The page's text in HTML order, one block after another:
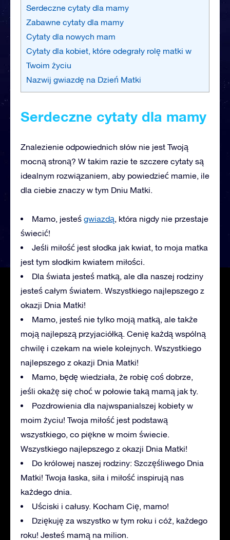
Serdeczne cytaty dla mamy
Zabawne cytaty dla mamy
Cytaty dla nowych mam
Cytaty dla kobiet, które odegrały rolę matki w
Twoim życiu
Nazwij gwiazdę na Dzień Matki
Serdeczne cytaty dla mamy
Znalezienie odpowiednich słów nie jest Twoją
mocną stroną? W takim razie te szczere cytaty są
idealnym rozwiązaniem, aby powiedzieć mamie, ile
dla ciebie znaczy w tym Dniu Matki.
Mamo, jesteś gwiazdą, która nigdy nie przestaje
świecić!
Jeśli miłość jest słodka jak kwiat, to moja matka
jest tym słodkim kwiatem miłości.
Dla świata jesteś matką, ale dla naszej rodziny
jesteś całym światem. Wszystkiego najlepszego z
okazji Dnia Matki!
Mamo, jesteś nie tylko moją matką, ale także
moją najlepszą przyjaciółką. Cenię każdą wspólną
chwilę i czekam na wiele kolejnych. Wszystkiego
najlepszego z okazji Dnia Matki!
Mamo, będę wiedziała, że robię coś dobrze,
jeśli okażę się choć w połowie taką mamą jak ty.
Pozdrowienia dla najwspanialszej kobiety w
moim życiu! Twoja miłość jest podstawą
wszystkiego, co piękne w moim świecie.
Wszystkiego najlepszego z okazji Dnia Matki!
Do królowej naszej rodziny: Szczęśliwego Dnia
Matki! Twoja łaska, siła i miłość inspirują nas
każdego dnia.
Uściski i całusy. Kocham Cię, mamo!
Dziękuję za wszystko w tym roku i cóż, każdego
roku! Jesteś mamą na milion.